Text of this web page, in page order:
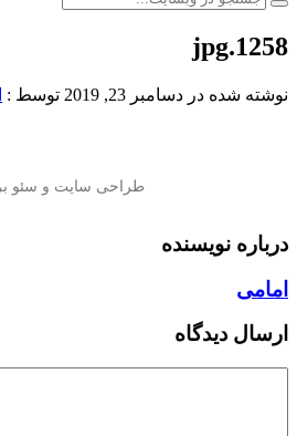
1258.jpg
نوشته شده در دسامبر 23, 2019 توسط :
درباره نویسنده
امامی
ارسال دیدگاه